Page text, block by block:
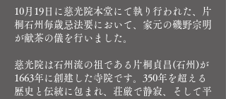
10月19日に慈光院本堂にて執り行われた、片
桐石州毎歳忌法要において、家元の磯野宗明
が献茶の儀を行いました。
慈光院は石州流の祖である片桐貞昌(石州)が
1663年に創建した寺院です。350年を超える
歴史と伝統に包まれ、荘厳で静寂、そして平